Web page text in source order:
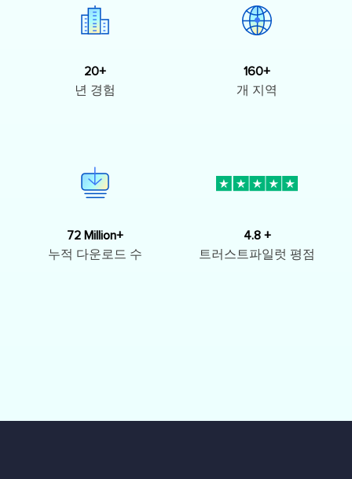
20+
년 경험
160+
개 지역
72 Million+
누적 다운로드 수
4.8 +
트러스트파일럿 평점